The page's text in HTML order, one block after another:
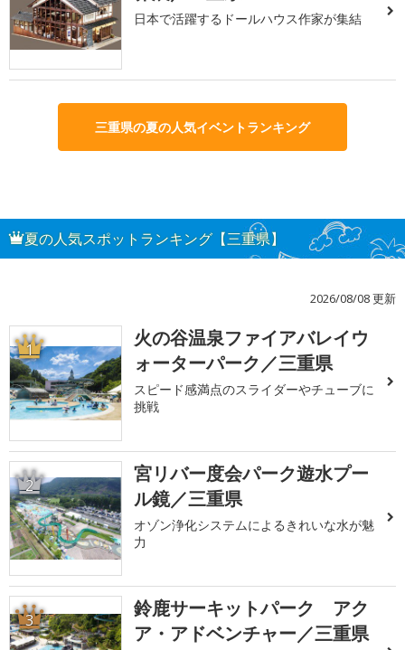
日本で活躍するドールハウス作家が集結
三重県の夏の人気イベントランキング
夏の人気スポットランキング【三重県】
2026/08/08 更新
1
火の谷温泉ファイアバレイウ
ォーターパーク／三重県
スピード感満点のスライダーやチューブに
挑戦
2
宮リバー度会パーク遊水プー
ル鏡／三重県
オゾン浄化システムによるきれいな水が魅
力
3
鈴鹿サーキットパーク アク
ア・アドベンチャー／三重県